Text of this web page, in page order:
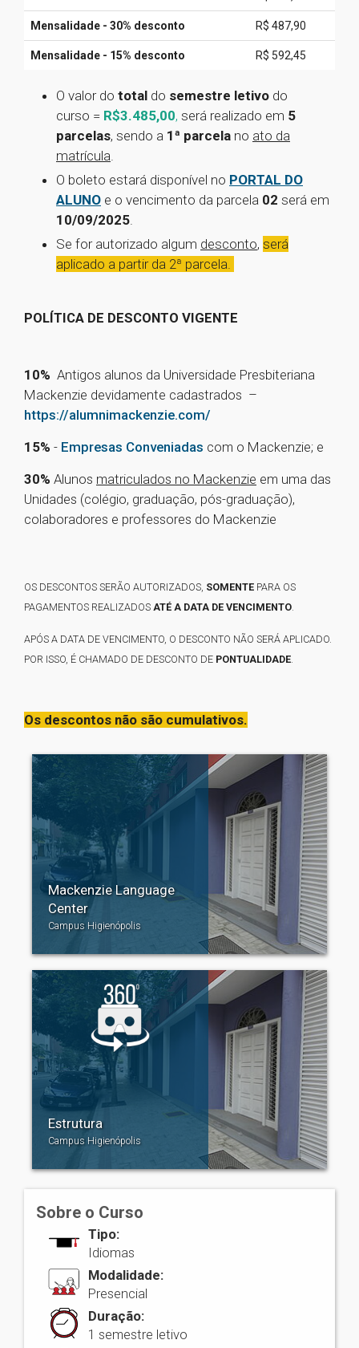
Mensalidade - 30% desconto R$ 487,90
Mensalidade - 15% desconto R$ 592,45
O valor do total do semestre letivo do
curso = R$3.485,00, será realizado em 5
parcelas, sendo a 1ª parcela no ato da
matrícula.
O boleto estará disponível no PORTAL DO
ALUNO e o vencimento da parcela 02 será em
10/09/2025.
Se for autorizado algum desconto, será
aplicado a partir da 2ª parcela.
POLÍTICA DE DESCONTO VIGENTE
10% Antigos alunos da Universidade Presbiteriana
Mackenzie devidamente cadastrados –
https://alumnimackenzie.com/
15% - Empresas Conveniadas com o Mackenzie; e
30% Alunos matriculados no Mackenzie em uma das
Unidades (colégio, graduação, pós-graduação),
colaboradores e professores do Mackenzie
OS DESCONTOS SERÃO AUTORIZADOS, SOMENTE PARA OS
PAGAMENTOS REALIZADOS ATÉ A DATA DE VENCIMENTO.
APÓS A DATA DE VENCIMENTO, O DESCONTO NÃO SERÁ APLICADO.
POR ISSO, É CHAMADO DE DESCONTO DE PONTUALIDADE.
Os descontos não são cumulativos.
Mackenzie Language
Center
Campus Higienópolis
Estrutura
Campus Higienópolis
Sobre o Curso
Tipo:
Idiomas
Modalidade:
Presencial
Duração:
1 semestre letivo